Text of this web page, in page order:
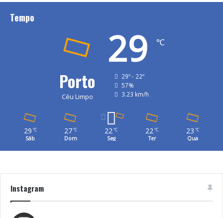
Tempo
Porto
Céu Limpo
29 ℃
29º - 22º
57%
3.23 km/h
29 ℃
Sáb
27 ℃
Dom
22℃
Seg
22℃
Ter
23 ℃
Qua
Instagram